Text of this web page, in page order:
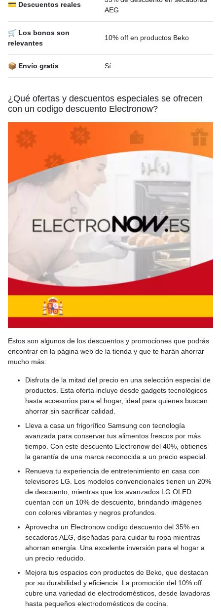
💳 Descuentos reales
AEG
🛒 Los bonos son
relevantes
10% off en productos Beko
📦 Envío gratis Sí
¿Qué ofertas y descuentos especiales se ofrecen
con un codigo descuento Electronow?
Estos son algunos de los descuentos y promociones que podrás
encontrar en la página web de la tienda y que te harán ahorrar
mucho más:
Disfruta de la mitad del precio en una selección especial de
productos. Esta oferta incluye desde gadgets tecnológicos
hasta accesorios para el hogar, ideal para quienes buscan
ahorrar sin sacrificar calidad.
Lleva a casa un frigorífico Samsung con tecnología
avanzada para conservar tus alimentos frescos por más
tiempo. Con este descuento Electronow del 40%, obtienes
la garantía de una marca reconocida a un precio especial.
Renueva tu experiencia de entretenimiento en casa con
televisores LG. Los modelos convencionales tienen un 20%
de descuento, mientras que los avanzados LG OLED
cuentan con un 10% de descuento, brindando imágenes
con colores vibrantes y negros profundos.
Aprovecha un Electronow codigo descuento del 35% en
secadoras AEG, diseñadas para cuidar tu ropa mientras
ahorran energía. Una excelente inversión para el hogar a
un precio reducido.
Mejora tus espacios con productos de Beko, que destacan
por su durabilidad y eficiencia. La promoción del 10% off
cubre una variedad de electrodomésticos, desde lavadoras
hasta pequeños electrodomésticos de cocina.